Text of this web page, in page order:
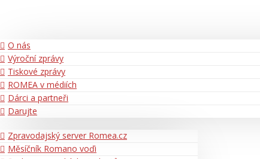
O nás
Výroční zprávy
Tiskové zprávy
ROMEA v médiích
Dárci a partneři
Darujte
Zpravodajský server Romea.cz
Měsíčník Romano voďi